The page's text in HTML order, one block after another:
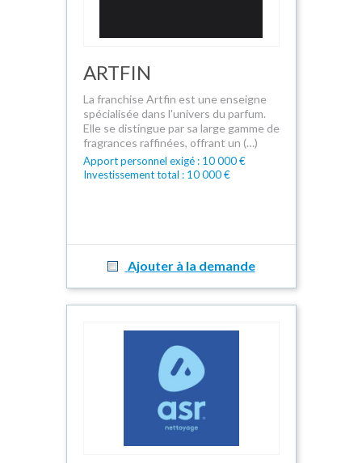
ARTFIN
La franchise Artfin est une enseigne
spécialisée dans l'univers du parfum.
Elle se distingue par sa large gamme de
fragrances raffinées, offrant un (…)
Apport personnel exigé : 10 000 €
Investissement total : 10 000 €
Ajouter à la demande